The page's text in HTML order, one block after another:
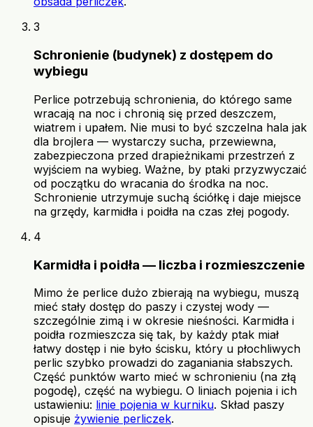
3
Schronienie (budynek) z dostępem do
wybiegu
Perlice potrzebują schronienia, do którego same
wracają na noc i chronią się przed deszczem,
wiatrem i upałem. Nie musi to być szczelna hala jak
dla brojlera — wystarczy sucha, przewiewna,
zabezpieczona przed drapieżnikami przestrzeń z
wyjściem na wybieg. Ważne, by ptaki przyzwyczaić
od początku do wracania do środka na noc.
Schronienie utrzymuje suchą ściółkę i daje miejsce
na grzędy, karmidła i poidła na czas złej pogody.
4
Karmidła i poidła — liczba i rozmieszczenie
Mimo że perlice dużo zbierają na wybiegu, muszą
mieć stały dostęp do paszy i czystej wody —
szczególnie zimą i w okresie nieśności. Karmidła i
poidła rozmieszcza się tak, by każdy ptak miał
łatwy dostęp i nie było ścisku, który u płochliwych
perlic szybko prowadzi do zaganiania słabszych.
Część punktów warto mieć w schronieniu (na złą
pogodę), część na wybiegu. O liniach pojenia i ich
ustawieniu: linie pojenia w kurniku. Skład paszy
opisuje żywienie perliczek.